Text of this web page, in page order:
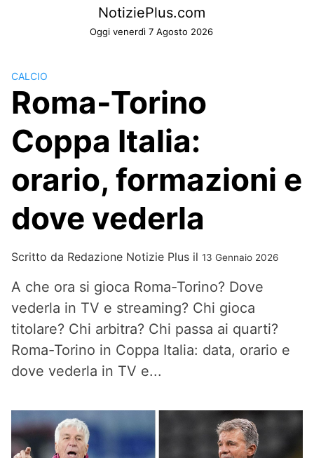
NotiziePlus.com
Oggi venerdì 7 Agosto 2026
CALCIO
Roma-Torino
Coppa Italia:
orario, formazioni e
dove vederla
Scritto da Redazione Notizie Plus il 13 Gennaio 2026
A che ora si gioca Roma-Torino? Dove
vederla in TV e streaming? Chi gioca
titolare? Chi arbitra? Chi passa ai quarti?
Roma-Torino in Coppa Italia: data, orario e
dove vederla in TV e...